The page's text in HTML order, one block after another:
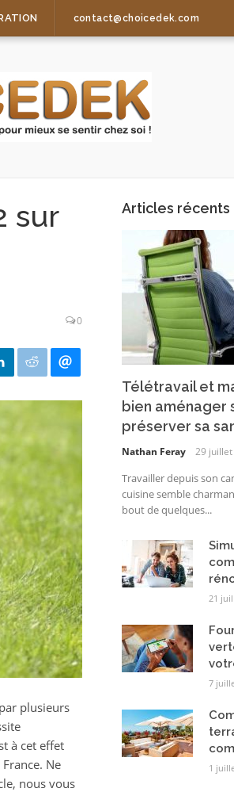
contact@choicedek.com
sur
0
plusieurs
à cet effet
Ne
nous vous
Articles récents
Télétravail et
bien aménager
préserver sa
Nathan Feray 29 juillet
Travailler depuis son
cuisine semble
bout de quelques...
21
7
1